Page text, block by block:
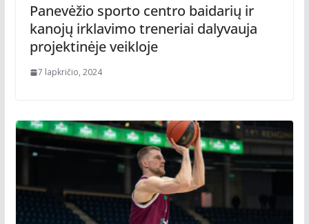
Panevėžio sporto centro baidarių ir
kanojų irklavimo treneriai dalyvauja
projektinėje veikloje
7 lapkričio, 2024